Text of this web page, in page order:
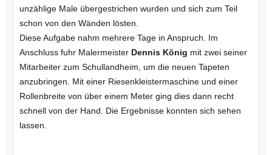
unzählige Male übergestrichen wurden und sich zum Teil
schon von den Wänden lösten.
Diese Aufgabe nahm mehrere Tage in Anspruch. Im
Anschluss fuhr Malermeister Dennis König mit zwei seiner
Mitarbeiter zum Schullandheim, um die neuen Tapeten
anzubringen. Mit einer Riesenkleistermaschine und einer
Rollenbreite von über einem Meter ging dies dann recht
schnell von der Hand. Die Ergebnisse konnten sich sehen
lassen.